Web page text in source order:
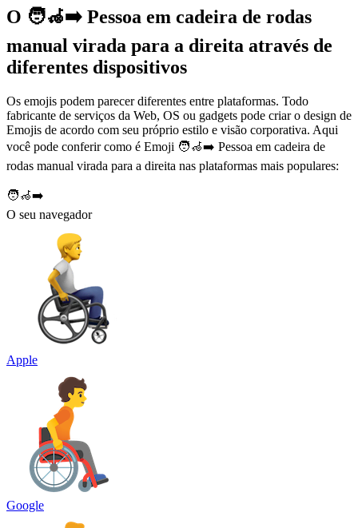
O 🧑‍🦽‍➡️ Pessoa em cadeira de rodas
manual virada para a direita através de
diferentes dispositivos
Os emojis podem parecer diferentes entre plataformas. Todo
fabricante de serviços da Web, OS ou gadgets pode criar o design de
Emojis de acordo com seu próprio estilo e visão corporativa. Aqui
você pode conferir como é Emoji 🧑‍🦽‍➡️ Pessoa em cadeira de
rodas manual virada para a direita nas plataformas mais populares:
🧑‍🦽‍➡️
O seu navegador
Apple
Google